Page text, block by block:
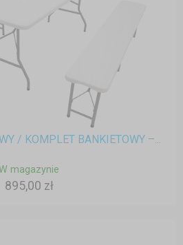
/ KOMPLET BANKIETOWY –...
magazynie
895,00 zł